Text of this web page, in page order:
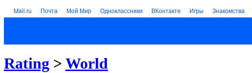
Mail.ru Почта Мой Мир Одноклассники ВКонтакте Игры Знакомства
Rating > World